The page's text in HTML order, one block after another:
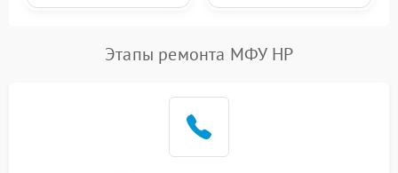
Этапы ремонта МФУ HP